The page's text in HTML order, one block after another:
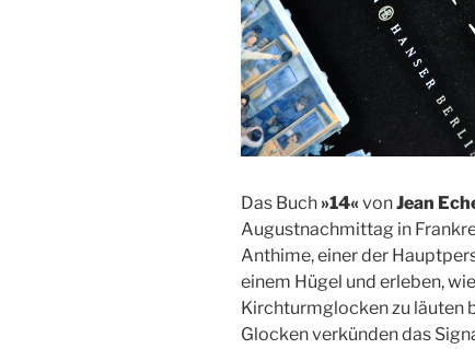
Das Buch »14« vonJean
Augustnachmittag in
Anthime, einer der
einem Hügel und erleben,
Kirchturmglocken zu läuten
Glocken verkünden das